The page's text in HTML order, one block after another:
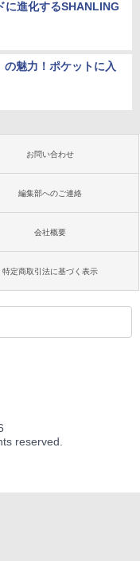
に進化するSHANLING
魅力！ポケットに入
お問い合わせ
編集部へのご連絡
会社概要
特定商取引法に基づく表示
reserved.